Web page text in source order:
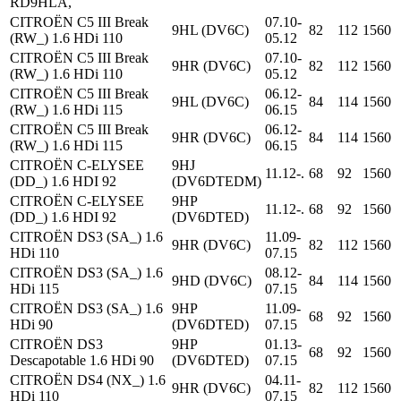
CITROËN C5 III Break
(RW_) 1.6 HDi 110
9HL (DV6C)
07.10-
05.12
82 112 1560
CITROËN C5 III Break
(RW_) 1.6 HDi 110
9HR (DV6C)
07.10-
05.12
82 112 1560
CITROËN C5 III Break
(RW_) 1.6 HDi 115
9HL (DV6C)
06.12-
06.15
84 114 1560
CITROËN C5 III Break
(RW_) 1.6 HDi 115
9HR (DV6C)
06.12-
06.15
84 114 1560
CITROËN C-ELYSEE
(DD_) 1.6 HDI 92
9HJ
(DV6DTEDM)
11.12-. 68 92
1560
CITROËN C-ELYSEE
(DD_) 1.6 HDI 92
9HP
(DV6DTED)
11.12-. 68 92
1560
CITROËN DS3 (SA_) 1.6
HDi 110
9HR (DV6C)
11.09-
07.15
82 112 1560
CITROËN DS3 (SA_) 1.6
HDi 115
9HD (DV6C)
08.12-
07.15
84 114 1560
CITROËN DS3 (SA_) 1.6
HDi 90
9HP
(DV6DTED)
11.09-
07.15
68 92
1560
CITROËN DS3
Descapotable 1.6 HDi 90
9HP
(DV6DTED)
01.13-
07.15
68 92
1560
CITROËN DS4 (NX_) 1.6
HDi 110
9HR (DV6C)
04.11-
07.15
82 112 1560